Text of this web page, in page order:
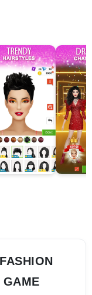
GAME